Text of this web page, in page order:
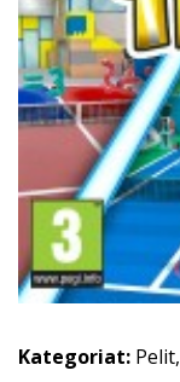
Kategoriat: Pelit,